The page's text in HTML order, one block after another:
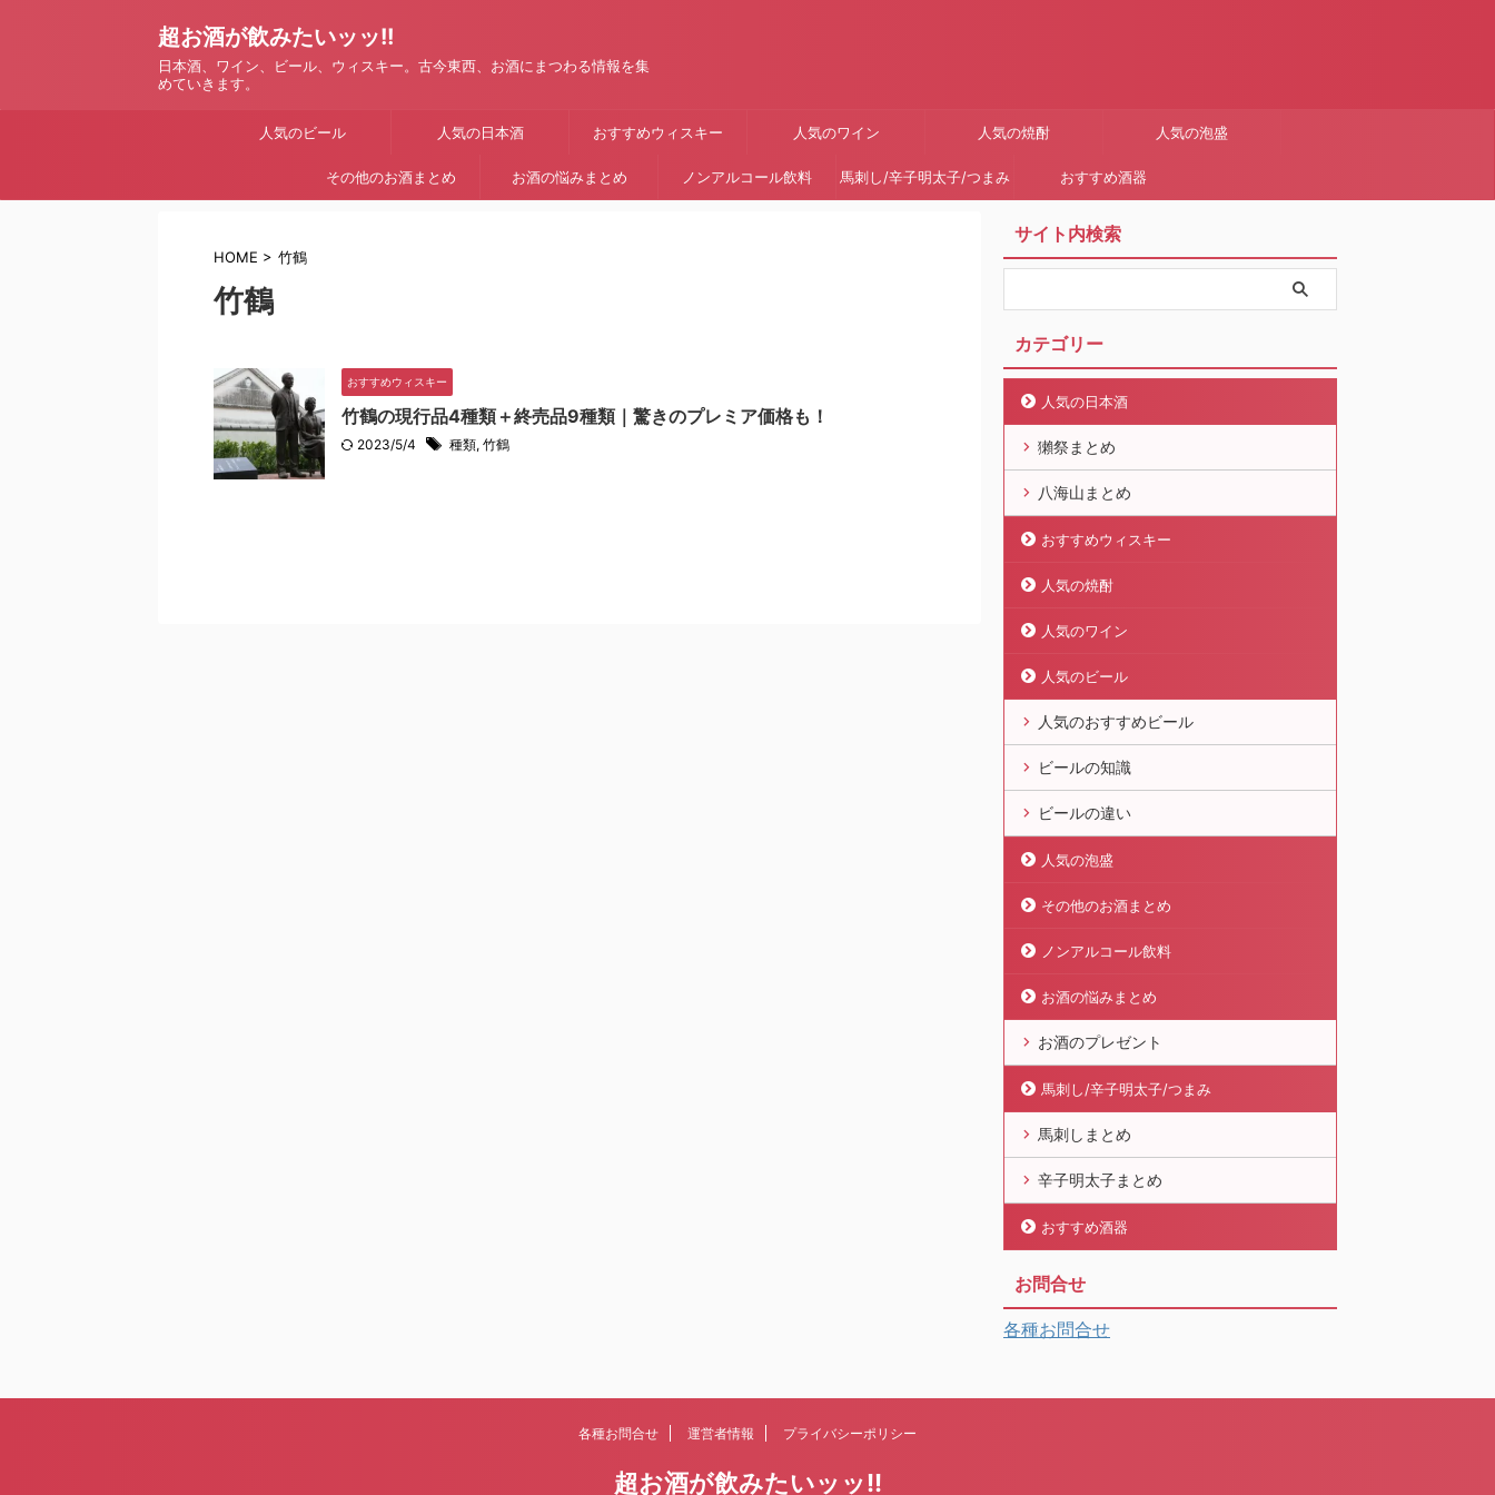
超お酒が飲みたいッッ!!
日本酒、ワイン、ビール、ウィスキー。古今東西、お酒にまつわる情報を集
めていきます。
人気のビール 人気の日本酒 おすすめウィスキー 人気のワイン 人気の焼酎 人気の泡盛
その他のお酒まとめ お酒の悩みまとめ ノンアルコール飲料 馬刺し/辛子明太子/つまみ おすすめ酒器
HOME > 竹鶴
竹鶴
おすすめウィスキー
竹鶴の現行品4種類＋終売品9種類｜驚きのプレミア価格も！
2023/5/4 種類, 竹鶴
サイト内検索
カテゴリー
人気の日本酒
獺祭まとめ
八海山まとめ
おすすめウィスキー
人気の焼酎
人気のワイン
人気のビール
人気のおすすめビール
ビールの知識
ビールの違い
人気の泡盛
その他のお酒まとめ
ノンアルコール飲料
お酒の悩みまとめ
お酒のプレゼント
馬刺し/辛子明太子/つまみ
馬刺しまとめ
辛子明太子まとめ
おすすめ酒器
お問合せ
各種お問合せ
各種お問合せ 運営者情報 プライバシーポリシー
超お酒が飲みたいッッ!!